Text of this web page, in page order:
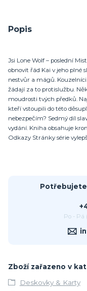
Popis
Jsi Lone Wolf – poslední
obnovit řád Kai v jeho plné
nestvůr a mágů.
žádají za to protislužbu.
moudrosti tvých předků.
kteří vstoupili do této
nebezpečím? Sedmý díl
vydání. Kniha obsahuje
Odkazy Stránky série
Potřebujete
Po - Pá
Zboží zařazeno v
Deskovky & Karty